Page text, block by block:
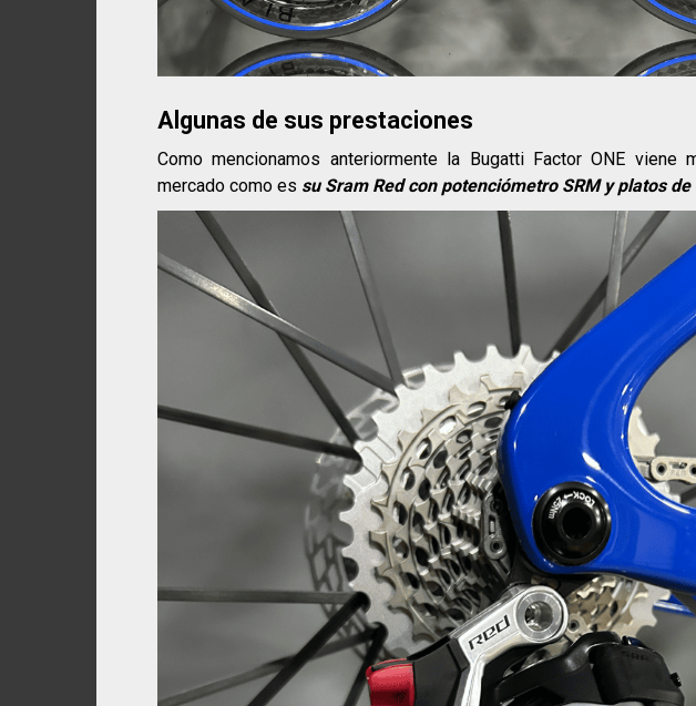
Algunas de sus prestaciones
Como mencionamos anteriormente la Bugatti Factor ONE viene
mercado como es su Sram Red con potenciómetro SRM y platos de